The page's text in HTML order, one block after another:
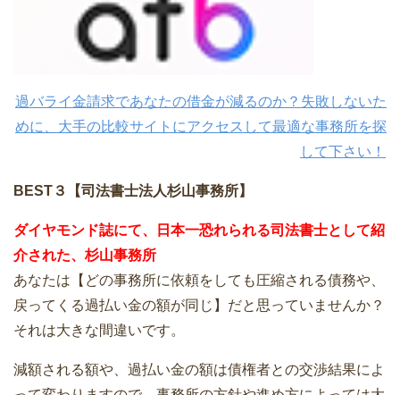
過バライ金請求であなたの借金が減るのか？失敗しないた
めに、大手の比較サイトにアクセスして最適な事務所を探
して下さい！
BEST３【司法書士法人杉山事務所】
ダイヤモンド誌にて、日本一恐れられる司法書士として紹
介された、杉山事務所
あなたは【どの事務所に依頼をしても圧縮される債務や、
戻ってくる過払い金の額が同じ】だと思っていませんか？
それは大きな間違いです。
減額される額や、過払い金の額は債権者との交渉結果によ